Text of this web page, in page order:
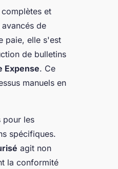
et
de
paie, elle s'est
de bulletins
Expense. Ce
manuels en
pour les
spécifiques.
agit non
la conformité